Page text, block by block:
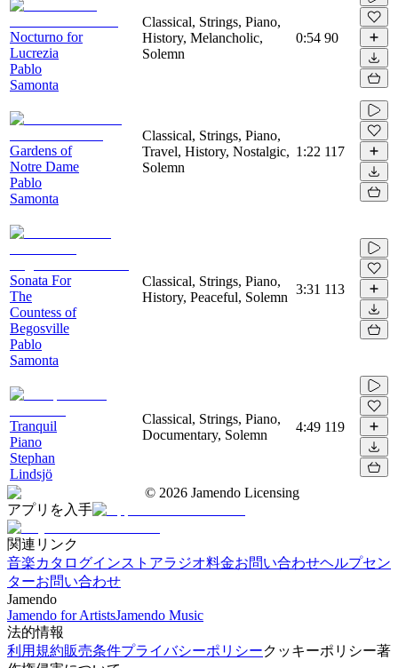
Nocturno for
Lucrezia
Pablo
Samonta
Classical, Strings, Piano,
History, Melancholic,
Solemn
0:54 90
Gardens of
Notre Dame
Pablo
Samonta
Classical, Strings, Piano,
Travel, History, Nostalgic,
Solemn
1:22 117
Sonata For
The
Countess of
Begosville
Pablo
Samonta
Classical, Strings, Piano,
History, Peaceful, Solemn
3:31 113
Tranquil
Piano
Stephan
Lindsjö
Classical, Strings, Piano,
Documentary, Solemn
4:49 119
© 2026 Jamendo Licensing
アプリを入手
関連リンク
音楽カタログインストアラジオ料金お問い合わせヘルプセン
ターお問い合わせ
Jamendo
Jamendo for ArtistsJamendo Music
法的情報
利用規約販売条件プライバシーポリシークッキーポリシー著